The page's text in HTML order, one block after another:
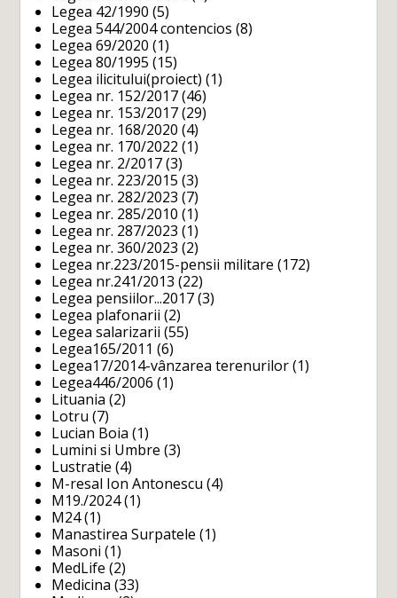
Legea 42/1990 (5)
Legea 544/2004 contencios (8)
Legea 69/2020 (1)
Legea 80/1995 (15)
Legea ilicitului(proiect) (1)
Legea nr. 152/2017 (46)
Legea nr. 153/2017 (29)
Legea nr. 168/2020 (4)
Legea nr. 170/2022 (1)
Legea nr. 2/2017 (3)
Legea nr. 223/2015 (3)
Legea nr. 282/2023 (7)
Legea nr. 285/2010 (1)
Legea nr. 287/2023 (1)
Legea nr. 360/2023 (2)
Legea nr.223/2015-pensii militare (172)
Legea nr.241/2013 (22)
Legea pensiilor...2017 (3)
Legea plafonarii (2)
Legea salarizarii (55)
Legea165/2011 (6)
Legea17/2014-vânzarea terenurilor (1)
Legea446/2006 (1)
Lituania (2)
Lotru (7)
Lucian Boia (1)
Lumini si Umbre (3)
Lustratie (4)
M-resal Ion Antonescu (4)
M19./2024(1)
M24(1)
Manastirea Surpatele (1)
Masoni (1)
MedLife (2)
Medicina (33)